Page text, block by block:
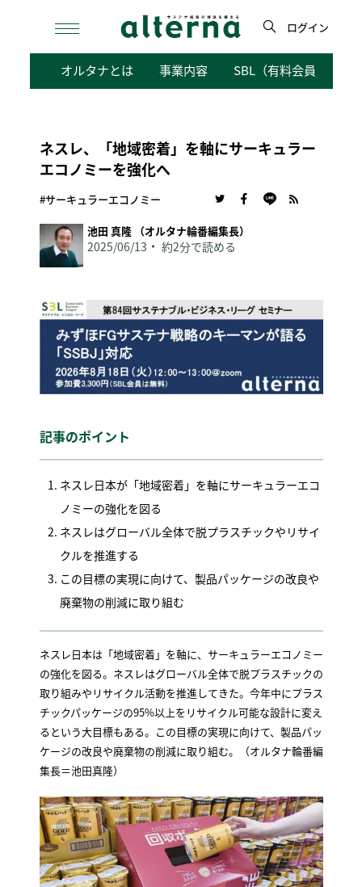
検
ログイン
オルタナとは 事業内容 SBL（有料会員向けサ
ネスレ、「地域密着」を軸にサーキュラー
エコノミーを強化へ
#サーキュラーエコノミー
池田 真隆 （オルタナ輪番編集長）
2025/06/13 約2分で読める
記事のポイント
ネスレ日本が「地域密着」を軸にサーキュラーエコ
ノミーの強化を図る
ネスレはグローバル全体で脱プラスチックやリサイ
クルを推進する
この目標の実現に向けて、製品パッケージの改良や
廃棄物の削減に取り組む
ネスレ日本は「地域密着」を軸に、サーキュラーエコノミー
の強化を図る。ネスレはグローバル全体で脱プラスチックの
取り組みやリサイクル活動を推進してきた。今年中にプラス
チックパッケージの95%以上をリサイクル可能な設計に変え
るという大目標もある。この目標の実現に向けて、製品パッ
ケージの改良や廃棄物の削減に取り組む。（オルタナ輪番編
集長＝池田真隆）